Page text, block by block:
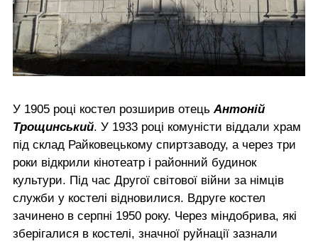
У 1905 році костел розширив отець Антоній
Трощинський. У 1933 році комуністи віддали храм
під склад Райковецькому спиртзаводу, а через три
роки відкрили кінотеатр і районний будинок
культури. Під час Другої світової війни за німців
служби у костелі відновилися. Вдруге костел
зачинено в серпні 1950 року. Через міндобрива, які
зберігалися в костелі, значної руйнації зазнали